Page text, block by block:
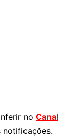
no Canal
notificações.